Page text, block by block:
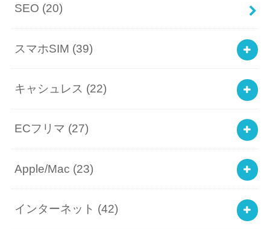
SEO (20)
スマホSIM (39)
キャシュレス (22)
ECフリマ (27)
Apple/Mac (23)
インターネット (42)